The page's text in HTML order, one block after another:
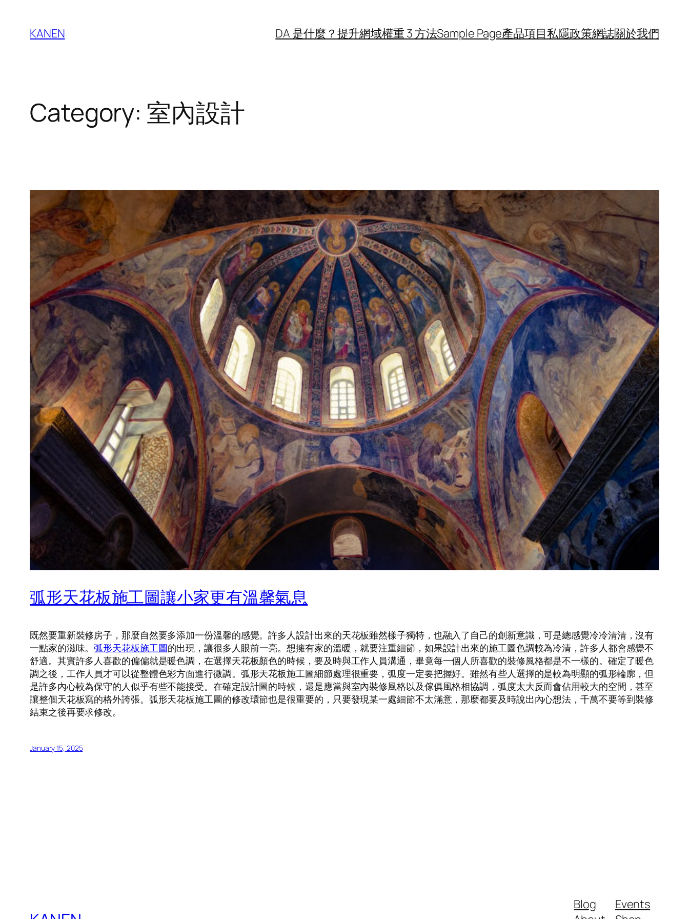
content
KANEN DA 是什麼？提升網域權重 3 方法Sample Page產品項目私隱政策網誌關於我們
Category: 室內設計
弧形天花板施工圖讓小家更有溫馨氣息
既然要重新裝修房子，那麼自然要多添加一份溫馨的感覺。許多人設計出來的天花板雖然樣子獨特，也融入了自己的創新意識，可是總感覺冷冷清清，沒有
一點家的滋味。弧形天花板施工圖的出現，讓很多人眼前一亮。想擁有家的溫暖，就要注重細節，如果設計出來的施工圖色調較為冷清，許多人都會感覺不
舒適。其實許多人喜歡的偏偏就是暖色調，在選擇天花板顏色的時候，要及時與工作人員溝通，畢竟每一個人所喜歡的裝修風格都是不一樣的。確定了暖色
調之後，工作人員才可以從整體色彩方面進行微調。弧形天花板施工圖細節處理很重要，弧度一定要把握好。雖然有些人選擇的是較為明顯的弧形輪廓，但
是許多內心較為保守的人似乎有些不能接受。在確定設計圖的時候，還是應當與室內裝修風格以及傢俱風格相協調，弧度太大反而會佔用較大的空間，甚至
讓整個天花板寫的格外誇張。弧形天花板施工圖的修改環節也是很重要的，只要發現某一處細節不太滿意，那麼都要及時說出內心想法，千萬不要等到裝修
結束之後再要求修改。
January 15, 2025
Blog
Events